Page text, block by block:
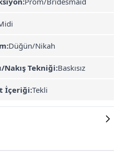
Düğün/Nikah
Nakış Tekniği:Baskısız
İçeriği:Tekli